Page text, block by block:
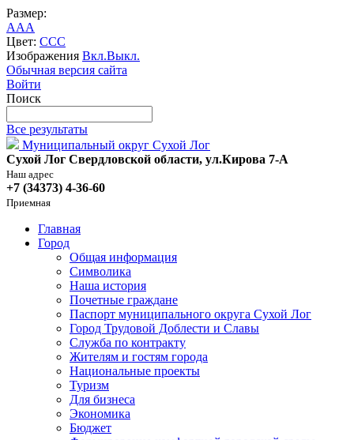
Размер:
AAA
Цвет: CCC
Изображения Вкл.Выкл.
Обычная версия сайта
Войти
Поиск
Все результаты
Муниципальный округ Сухой Лог
Сухой Лог Свердловской области, ул.Кирова 7-А
Наш адрес
+7 (34373) 4-36-60
Приемная
Главная
Город
Общая информация
Символика
Наша история
Почетные граждане
Паспорт муниципального округа Сухой Лог
Город Трудовой Доблести и Славы
Служба по контракту
Жителям и гостям города
Национальные проекты
Туризм
Для бизнеса
Экономика
Бюджет